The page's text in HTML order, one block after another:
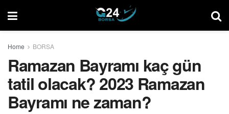
Home BORSA
Ramazan Bayramı kaç gün
tatil olacak? 2023 Ramazan
Bayramı ne zaman?